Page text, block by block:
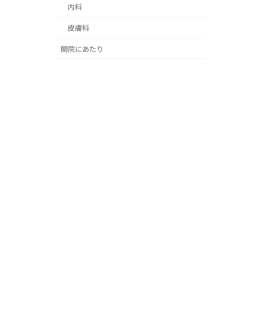
内科
皮膚科
開院にあたり